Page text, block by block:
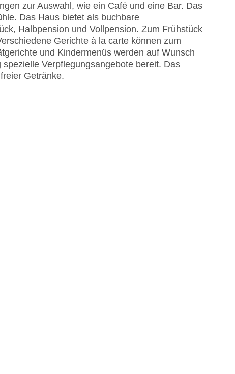
ohne Gebühr
Maestro, Mastercard, Visa
zur Auswahl, wie ein Café und eine Bar. Das
Das Haus bietet als buchbare
Halbpension und Vollpension. Zum Frühstück
Gerichte à la carte können zum
und Kindermenüs werden auf Wunsch
Verpflegungsangebote bereit. Das
Getränke.